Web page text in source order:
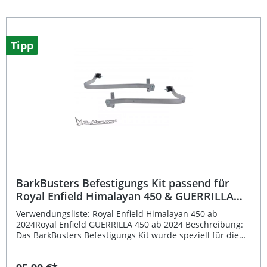
internem Verriegelungsmechanismus Effektiver Schutz
Verschlusskappe für stabile Befestigung Kompatibel mit 6
mm und 8 mm Innengewinde-Lenkern Lieferumfang: 1
Tipp
BarkBusters Befestigungs Kit passend für
Royal Enfield Himalayan 450 & GUERRILLA
450 ab 2024
Verwendungsliste: Royal Enfield Himalayan 450 ab
2024Royal Enfield GUERRILLA 450 ab 2024 Beschreibung:
Das BarkBusters Befestigungs Kit wurde speziell für die